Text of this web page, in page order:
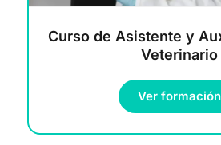
Curso de Asistente y
Veterinario
Ver formación